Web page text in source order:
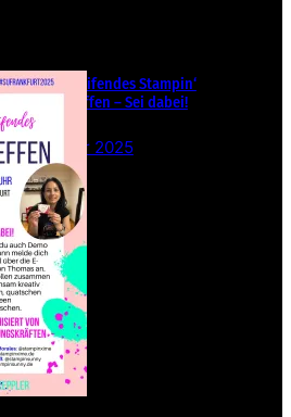
Teamübergreifendes Stampin‘
Up! Demotreffen – Sei dabei!
26. Februar 2025